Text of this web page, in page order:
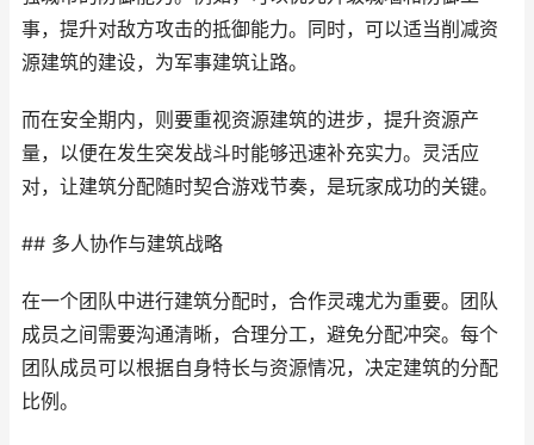
事，提升对敌方攻击的抵御能力。同时，可以适当削减资
源建筑的建设，为军事建筑让路。
而在安全期内，则要重视资源建筑的进步，提升资源产
量，以便在发生突发战斗时能够迅速补充实力。灵活应
对，让建筑分配随时契合游戏节奏，是玩家成功的关键。
## 多人协作与建筑战略
在一个团队中进行建筑分配时，合作灵魂尤为重要。团队
成员之间需要沟通清晰，合理分工，避免分配冲突。每个
团队成员可以根据自身特长与资源情况，决定建筑的分配
比例。